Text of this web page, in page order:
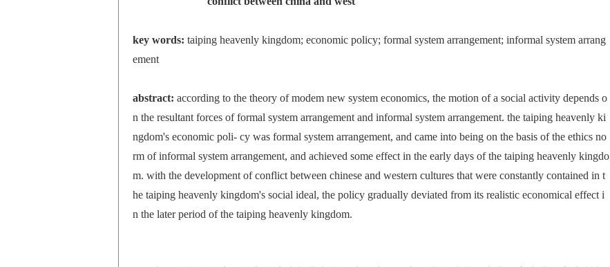
key words: taiping heavenly kingdom; economic policy; formal system arrangement; informal system arrang
ement
abstract: according to the theory of modem new system economics, the motion of a social activity depends o
n the resultant forces of formal system arrangement and informal system arrangement. the taiping heavenly ki
ngdom's economic poli- cy was formal system arrangement, and came into being on the basis of the ethics no
rm of informal system arrangement, and achieved some effect in the early days of the taiping heavenly kingdo
m. with the development of conflict between chinese and western cultures that were constantly contained in t
he taiping heavenly kingdom's social ideal, the policy gradually deviated from its realistic economical effect i
n the later period of the taiping heavenly kingdom.